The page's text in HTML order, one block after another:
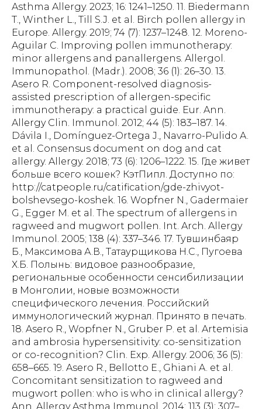
Asthma Allergy. 2023; 16: 1241–1250. 11. Biedermann
T., Winther L., Till S.J. et al. Birch pollen allergy in
Europe. Allergy. 2019; 74 (7): 1237–1248. 12. Moreno-
Aguilar C. Improving pollen immunotherapy:
minor allergens and panallergens. Allergol.
Immunopathol. (Madr.). 2008; 36 (1): 26–30. 13.
Asero R. Component-resolved diagnosis-
assisted prescription of allergen-specific
immunotherapy: a practical guide. Eur. Ann.
Allergy Clin. Immunol. 2012; 44 (5): 183–187. 14.
Dávila I., Domínguez-Ortega J., Navarro-Pulido A.
et al. Consensus document on dog and cat
allergy. Allergy. 2018; 73 (6): 1206–1222. 15. Где живет
больше всего кошек? КэтПипл. Доступно по:
http://catpeople.ru/catification/gde-zhivyot-
bolshevsego-koshek. 16. Wopfner N., Gadermaier
G., Egger M. et al. The spectrum of allergens in
ragweed and mugwort pollen. Int. Arch. Allergy
Immunol. 2005; 138 (4): 337–346. 17. Тувшинбаяр
Б., Максимова А.В., Татаурщикова Н.С., Пугоева
Х.Б. Полынь: видовое разнообразие,
региональные особенности сенсибилизации
в Монголии, новые возможности
специфического лечения. Российский
иммунологический журнал. Принято в печать.
18. Asero R., Wopfner N., Gruber P. et al. Artemisia
and ambrosia hypersensitivity: co-sensitization
or co-recognition? Clin. Exp. Allergy. 2006; 36 (5):
658–665. 19. Asero R., Bellotto E., Ghiani A. et al.
Concomitant sensitization to ragweed and
mugwort pollen: who is who in clinical allergy?
Ann. Allergy Asthma Immunol. 2014; 113 (3): 307–